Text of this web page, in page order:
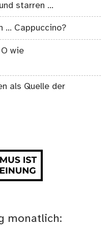
starren …
… Cappuccino?
wie
als Quelle der
monatlich: